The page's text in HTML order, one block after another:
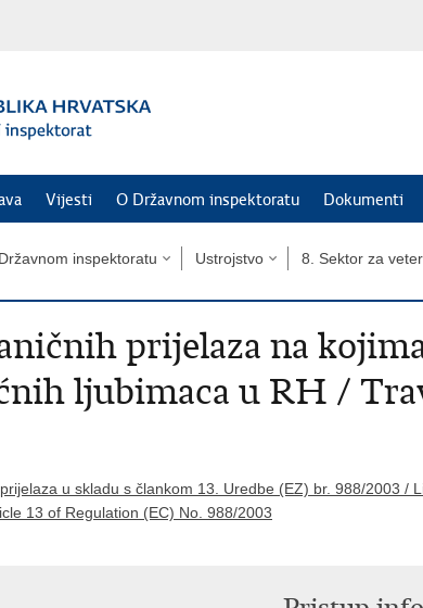
Vijesti O Državnom inspektoratu Dokumenti
inspektoratu Ustrojstvo 8. Sektor za
prijelaza na
ljubimaca u RH /
u skladu s člankom 13. Uredbe (EZ) br. 988/2003 /
13 of Regulation (EC) No. 988/2003